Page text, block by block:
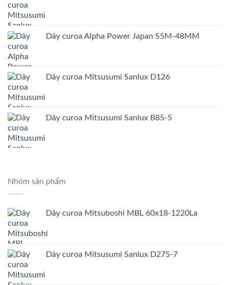
Dây curoa Alpha Power Japan S5M-48MM
Dây curoa Mitsusumi Sanlux D126
Dây curoa Mitsusumi Sanlux B85-5
Nhóm sản phẩm
Dây curoa Mitsuboshi MBL 60x18-1220La
Dây curoa Mitsusumi Sanlux D275-7